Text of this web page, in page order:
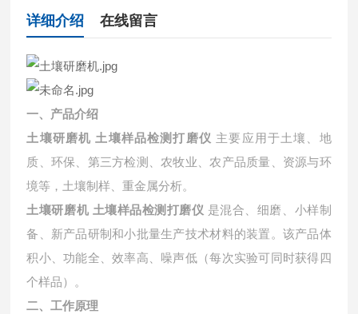
详细介绍 在线留言
一、产品介绍
土壤研磨机 土壤样品检测打磨仪 主要应用于土壤、地
质、环保、第三方检测、农牧业、农产品质量、资源与环
境等，土壤制样、重金属分析。
土壤研磨机 土壤样品检测打磨仪 是混合、细磨、小样制
备、新产品研制和小批量生产技术材料的装置。该产品体
积小、功能全、效率高、噪声低（每次实验可同时获得四
个样品）。
二、工作原理